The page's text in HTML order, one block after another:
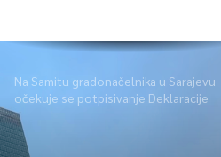
Na Samitu gradonačelnika u Sarajevu
očekuje se potpisivanje Deklaracije